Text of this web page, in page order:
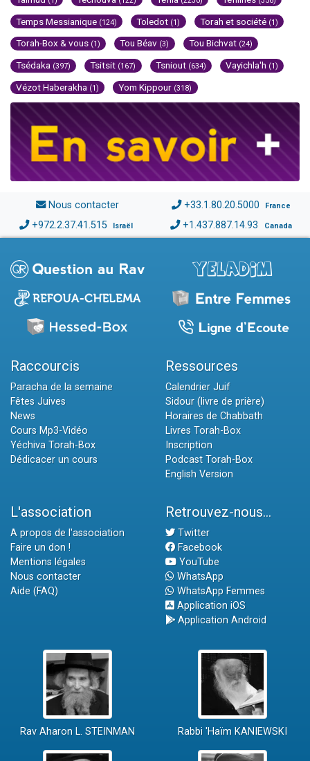
Temps Messianique (124) Toledot (1) Torah et société (1)
Torah-Box & vous (1) Tou Béav (3) Tou Bichvat (24)
Tsédaka (397) Tsitsit (167) Tsniout (634) Vayichla'h (1)
Vézot Haberakha (1) Yom Kippour (318)
Nous contacter +33.1.80.20.5000 France
+972.2.37.41.515 Israël +1.437.887.14.93 Canada
Raccourcis
Paracha de la semaine
Fêtes Juives
News
Cours Mp3-Vidéo
Yéchiva Torah-Box
Dédicacer un cours
Ressources
Calendrier Juif
Sidour (livre de prière)
Horaires de Chabbath
Livres Torah-Box
Inscription
Podcast Torah-Box
English Version
L'association
A propos de l'association
Faire un don !
Mentions légales
Nous contacter
Aide (FAQ)
Retrouvez-nous...
Twitter
Facebook
YouTube
WhatsApp
WhatsApp Femmes
Application iOS
Application Android
Rav Aharon L. STEINMAN Rabbi 'Haïm KANIEWSKI